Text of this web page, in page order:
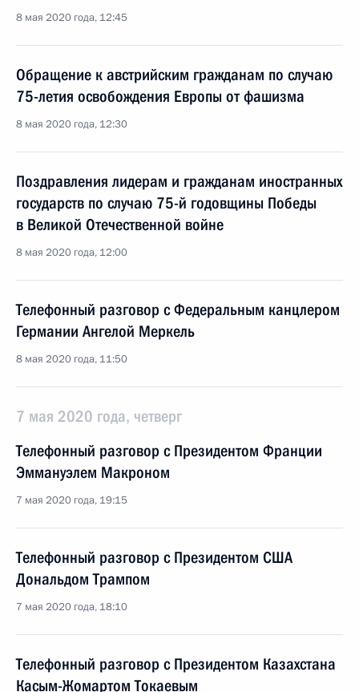
8 мая 2020 года, 12:45
Обращение к австрийским гражданам по случаю
75-летия освобождения Европы от фашизма
8 мая 2020 года, 12:30
Поздравления лидерам и гражданам иностранных
государств по случаю 75-й годовщины Победы
в Великой Отечественной войне
8 мая 2020 года, 12:00
Телефонный разговор с Федеральным канцлером
Германии Ангелой Меркель
8 мая 2020 года, 11:50
7 мая 2020 года, четверг
Телефонный разговор с Президентом Франции
Эммануэлем Макроном
7 мая 2020 года, 19:15
Телефонный разговор с Президентом США
Дональдом Трампом
7 мая 2020 года, 18:10
Телефонный разговор с Президентом Казахстана
Касым-Жомартом Токаевым